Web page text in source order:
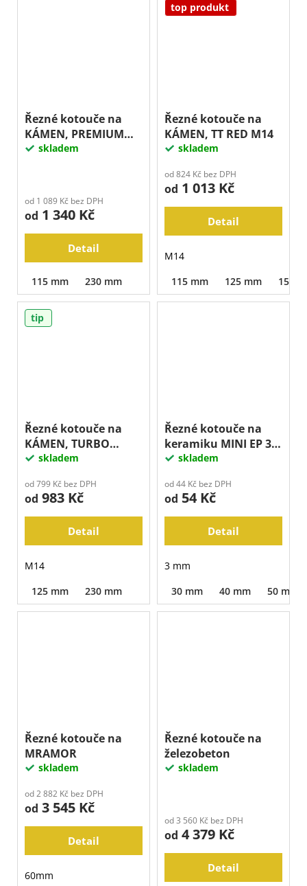
Řezné kotouče na
KÁMEN, PREMIUM
TITAN
skladem
od 1 089 Kč bez DPH
od 1 340 Kč
Detail
115 mm 230 mm
top produkt
Řezné kotouče na
KÁMEN, TT RED M14
skladem
od 824 Kč bez DPH
od 1 013 Kč
Detail
M14
115 mm
125 mm 150
tip
Řezné kotouče na
KÁMEN, TURBO
TITAN
skladem
od 799 Kč bez DPH
od 983 Kč
Detail
M14
125 mm
230 mm
Řezné kotouče na
keramiku MINI EP 3
mmskladem
od 44 Kč bez DPH
od 54 Kč
Detail
3 mm
30 mm
40 mm 50 mm
Řezné kotouče na
MRAMOR
skladem
od 2 882 Kč bez DPH
od 3 545 Kč
Detail
60mm
Řezné kotouče na
železobeton
skladem
od 3 560 Kč bez DPH
od 4 379 Kč
Detail